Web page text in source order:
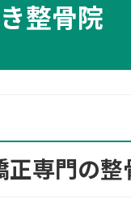
整骨院
専門の整